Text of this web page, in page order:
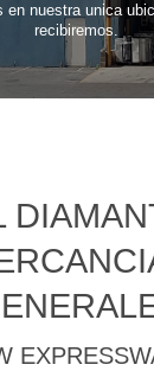
en nuestra unica
recibiremos.